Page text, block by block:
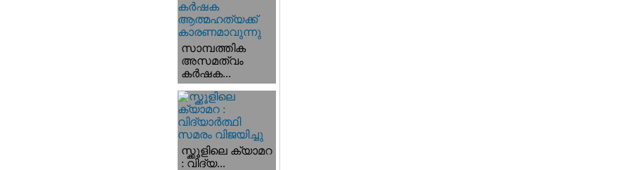
സാമ്പത്തിക
അസമത്വം
കര്‍ഷക...
സ്ക്കൂളിലെ ക്യാമറ
: വിദ്യ...